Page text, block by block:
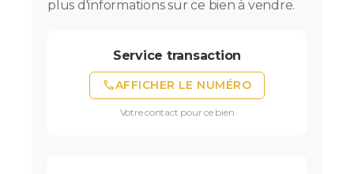
plus d'informations sur ce bien à vendre.
Service transaction
phoneAFFICHER LE NUMÉRO
Votre contact pour ce bien